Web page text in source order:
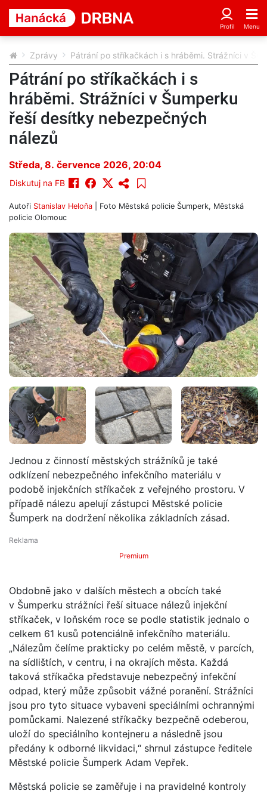
Zprávy Pátrání po stříkačkách i s hráběmi. Strážníci v
Pátrání po stříkačkách i s
hráběmi. Strážníci v Šumperku
řeší desítky nebezpečných
nálezů
Středa, 8. července 2026, 20:04
Diskutuj na FB
Autoři Stanislav Heloňa | Foto Městská policie Šumperk, Městská
policie Olomouc
Jednou z činností městských strážníků je také
odklízení nebezpečného infekčního materiálu v
podobě injekčních stříkaček z veřejného prostoru. V
případě nálezu apelují zástupci Městské policie
Šumperk na dodržení několika základních zásad.
Premium
Obdobně jako v dalších městech a obcích také
v Šumperku strážníci řeší situace nálezů injekční
stříkaček, v loňském roce se podle statistik jednalo o
celkem 61 kusů potenciálně infekčního materiálu.
„Nálezům čelíme prakticky po celém městě, v parcích,
na sídlištích, v centru, i na okrajích města. Každá
taková stříkačka představuje nebezpečný infekční
odpad, který může způsobit vážné poranění. Strážníci
jsou pro tyto situace vybaveni speciálními ochrannými
pomůckami. Nalezené stříkačky bezpečně odeberou,
uloží do speciálního kontejneru a následně jsou
předány k odborné likvidaci,“ shrnul zástupce ředitele
Městské policie Šumperk Adam Vepřek.
Městská policie se zaměřuje i na pravidelné kontroly